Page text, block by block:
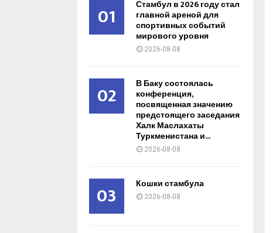
01 Стамбул в 2026 году стал
главной ареной для
спортивных событий
мирового уровня
2026-08-08
02 В Баку состоялась
конференция,
посвященная значению
предстоящего заседания
Халк Маслахаты
Туркменистана и...
2026-08-08
03 Кошки стамбула
2026-08-08